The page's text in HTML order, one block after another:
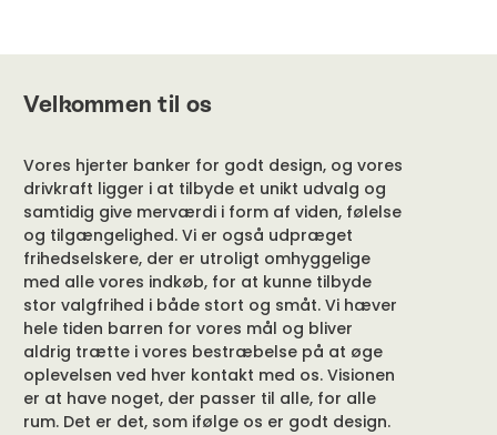
Velkommen til os
Vores hjerter banker for godt design, og vores
drivkraft ligger i at tilbyde et unikt udvalg og
samtidig give merværdi i form af viden, følelse
og tilgængelighed. Vi er også udpræget
frihedselskere, der er utroligt omhyggelige
med alle vores indkøb, for at kunne tilbyde
stor valgfrihed i både stort og småt. Vi hæver
hele tiden barren for vores mål og bliver
aldrig trætte i vores bestræbelse på at øge
oplevelsen ved hver kontakt med os. Visionen
er at have noget, der passer til alle, for alle
rum. Det er det, som ifølge os er godt design.